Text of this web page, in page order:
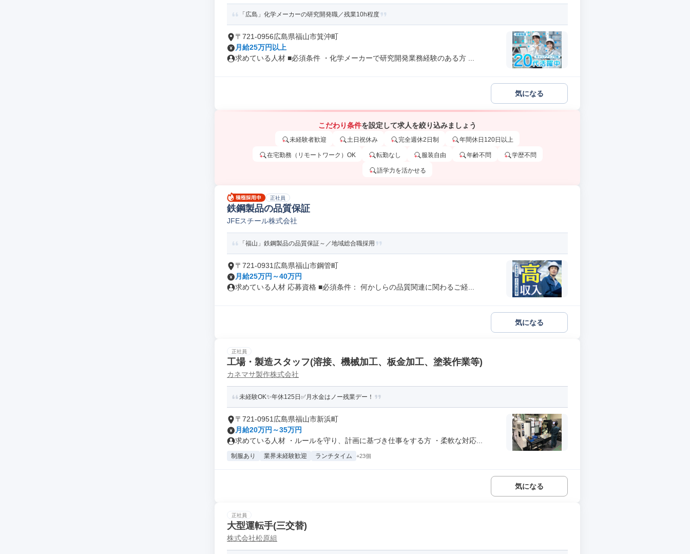
「広島」化学メーカーの研究開発職／残業10h程度
〒721-0956広島県福山市箕沖町
月給25万円以上
求めている人材 ■必須条件 ・化学メーカーで研究開発業務経験のある方 ...
気になる
こだわり条件を設定して求人を絞り込みましょう
未経験者歓迎 土日祝休み 完全週休2日制 年間休日120日以上
在宅勤務（リモートワーク）OK 転勤なし 服装自由 年齢不問 学歴不問
語学力を活かせる
正社員
鉄鋼製品の品質保証
JFEスチール株式会社
「福山」鉄鋼製品の品質保証～／地域総合職採用
〒721-0931広島県福山市鋼管町
月給25万円～40万円
求めている人材 応募資格 ■必須条件： 何かしらの品質関連に関わるご経...
気になる
正社員
工場・製造スタッフ(溶接、機械加工、板金加工、塗装作業等)
カネマサ製作株式会社
未経験OK✨年休125日✅月水金はノー残業デー！
〒721-0951広島県福山市新浜町
月給20万円～35万円
求めている人材 ・ルールを守り、計画に基づき仕事をする方 ・柔軟な対応...
制服あり 業界未経験歓迎 ランチタイム +23個
気になる
正社員
大型運転手(三交替)
株式会社松原組